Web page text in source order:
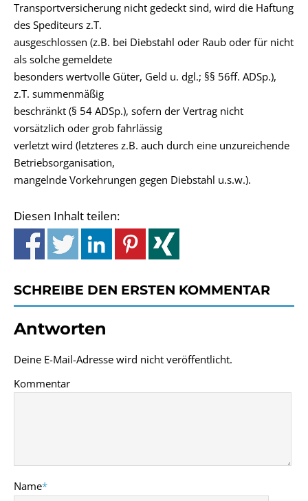
Transportversicherung nicht gedeckt sind, wird die Haftung
des Spediteurs z.T.
ausgeschlossen (z.B. bei Diebstahl oder Raub oder für nicht
als solche gemeldete
besonders wertvolle Güter, Geld u. dgl.; §§ 56ff. ADSp.),
z.T. summenmäßig
beschränkt (§ 54 ADSp.), sofern der Vertrag nicht
vorsätzlich oder grob fahrlässig
verletzt wird (letzteres z.B. auch durch eine unzureichende
Betriebsorganisation,
mangelnde Vorkehrungen gegen Diebstahl u.s.w.).
Diesen Inhalt teilen:
SCHREIBE DEN ERSTEN KOMMENTAR
Antworten
Deine E-Mail-Adresse wird nicht veröffentlicht.
Kommentar
Name*